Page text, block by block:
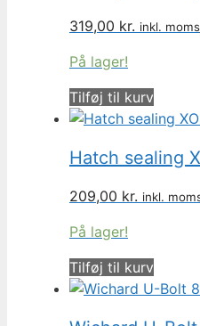
319,00 kr. inkl. moms
På lager!
Tilføj til kurv
Hatch sealing
209,00 kr. inkl.
På lager!
Tilføj til kurv